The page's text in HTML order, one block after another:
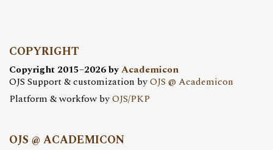
COPYRIGHT
Copyright 2015–2026 byAcademicon
OJS Support & customization byOJS @ Academicon
Platform & workfow byOJS/PKP
OJS @ ACADEMICON